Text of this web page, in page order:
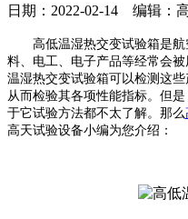
日期：2022-02-14 编辑：
高低温湿热交变试验箱是航
料、电工、电子产品等经常会
温湿热交变试验箱可以检测这
从而检验其各项性能指标。但
于它试验方法都不太了解。那么
高天试验设备小编为您介绍：